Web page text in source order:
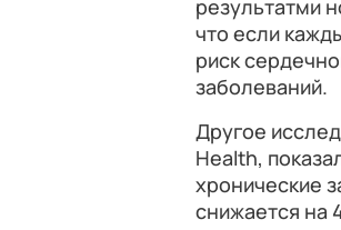
результатми
что если
риск
заболеваний.
Другое
Health,
хронические
снижается на